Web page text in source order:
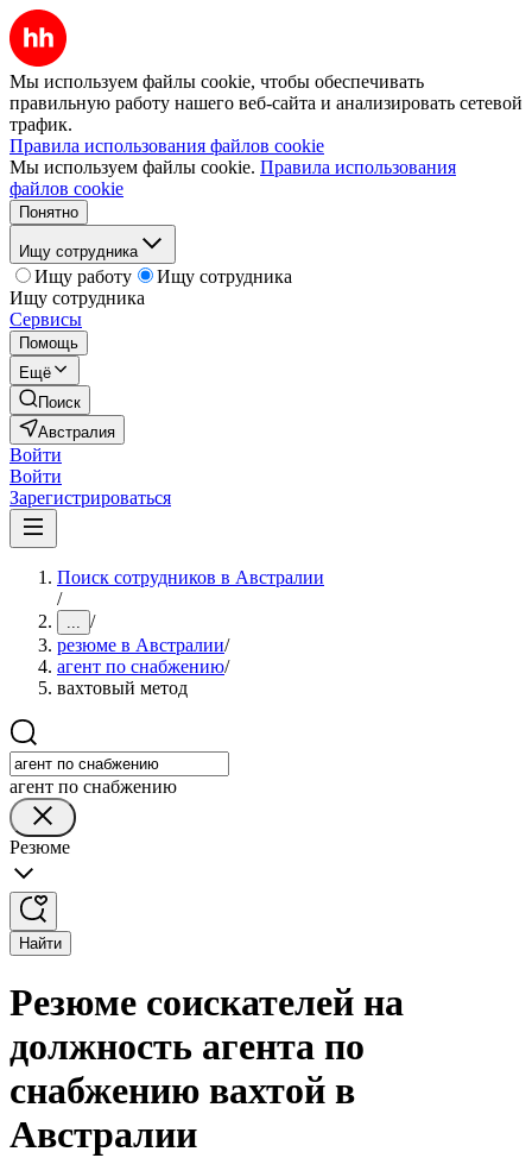
Мы используем файлы cookie, чтобы обеспечивать
правильную работу нашего веб-сайта и анализировать сетевой
трафик.
Правила использования файлов cookie
Мы используем файлы cookie. Правила использования
файлов cookie
Понятно
Ищу сотрудника
Ищу работу
Ищу сотрудника
Ищу сотрудника
Сервисы
Помощь
Ещё
Поиск
Австралия
Войти
Войти
Зарегистрироваться
Поиск сотрудников в Австралии
/
... /
резюме в Австралии/
агент по снабжению/
вахтовый метод
агент по снабжению
Резюме
Найти
Резюме соискателей на
должность агента по
снабжению вахтой в
Австралии